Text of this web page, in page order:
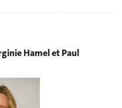
Hamel et Paul